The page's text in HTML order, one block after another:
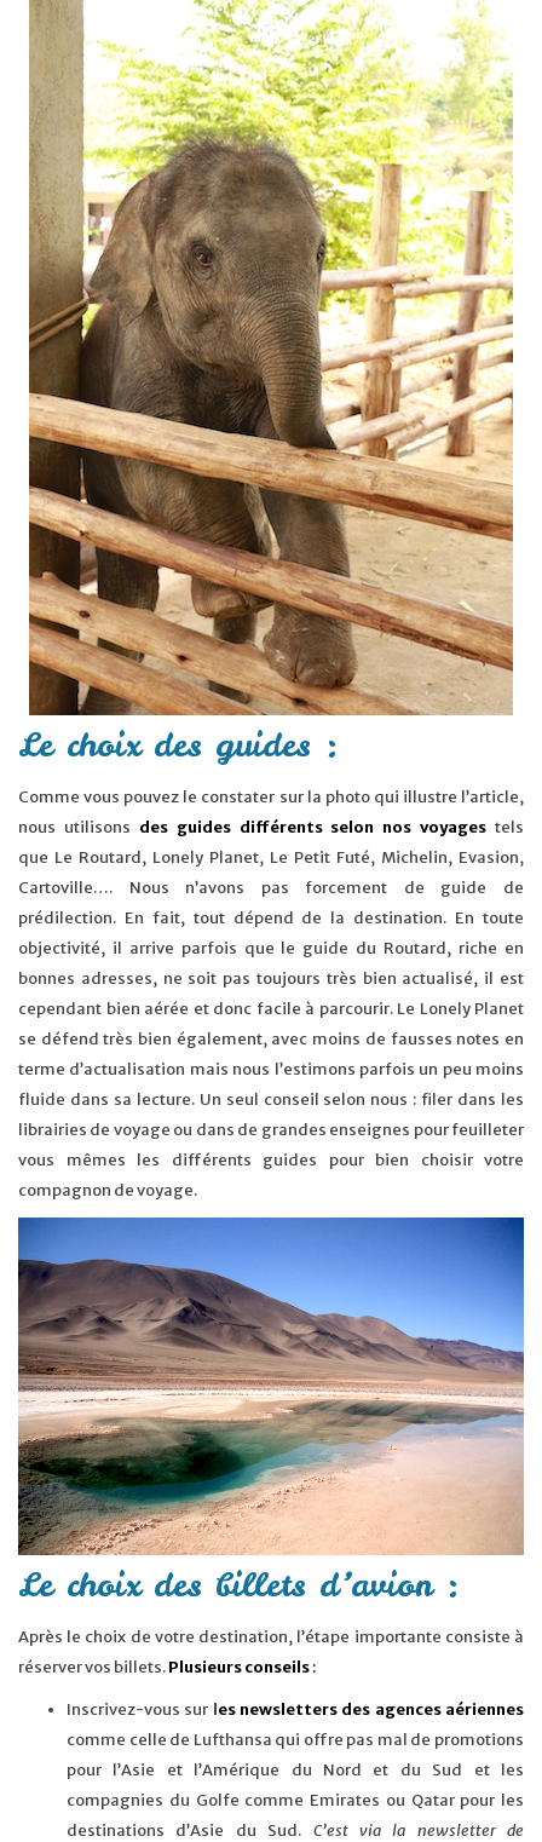
Le choix des guides :
Comme vous pouvez le constater sur la photo qui illustre l’article,
nous utilisons des guides différents selon nos voyages tels
que Le Routard, Lonely Planet, Le Petit Futé, Michelin, Evasion,
Cartoville…. Nous n’avons pas forcement de guide de
prédilection. En fait, tout dépend de la destination. En toute
objectivité, il arrive parfois que le guide du Routard, riche en
bonnes adresses, ne soit pas toujours très bien actualisé, il est
cependant bien aérée et donc facile à parcourir. Le Lonely Planet
se défend très bien également, avec moins de fausses notes en
terme d’actualisation mais nous l’estimons parfois un peu moins
fluide dans sa lecture. Un seul conseil selon nous : filer dans les
librairies de voyage ou dans de grandes enseignes pour feuilleter
vous mêmes les différents guides pour bien choisir votre
compagnon de voyage.
Le choix des billets d’avion :
Après le choix de votre destination, l’étape importante consiste à
réserver vos billets.Plusieursconseils:
Inscrivez-vous sur les newsletters des agences aériennes
comme celle de Lufthansa qui offre pas mal de promotions
pour l’Asie et l’Amérique du Nord et du Sud et les
compagnies du Golfe comme Emirates ou Qatar pour les
destinations d’Asie du Sud. C’est via la newsletter de